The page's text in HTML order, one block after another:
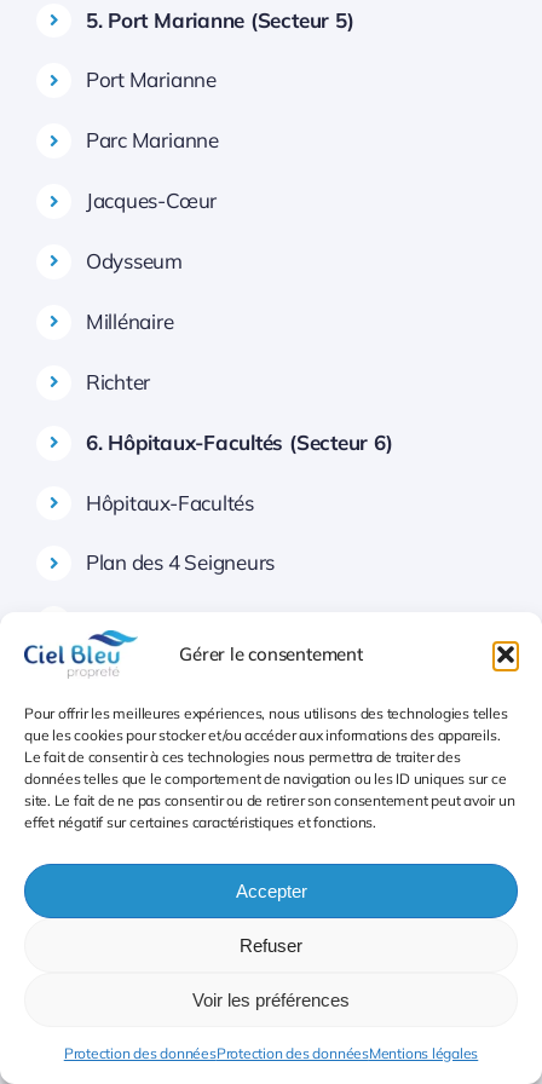
Gérer le consentement
Pour offrir les meilleures expériences, nous utilisons des technologies telles
que les cookies pour stocker et/ou accéder aux informations des appareils.
Le fait de consentir à ces technologies nous permettra de traiter des
données telles que le comportement de navigation ou les ID uniques sur ce
site. Le fait de ne pas consentir ou de retirer son consentement peut avoir un
effet négatif sur certaines caractéristiques et fonctions.
Accepter
Refuser
Voir les préférences
Protection des donnéesProtection des donnéesMentions légales
5. Port Marianne (Secteur 5)
Port Marianne
Parc Marianne
Jacques-Cœur
Odysseum
Millénaire
Richter
6. Hôpitaux-Facultés (Secteur 6)
Hôpitaux-Facultés
Plan des 4 Seigneurs
Aiguelongue
Saint-Priest
7. Prés d’Arènes (Secteur 7)
Prés d’Arènes
Tournezy
La Rauze